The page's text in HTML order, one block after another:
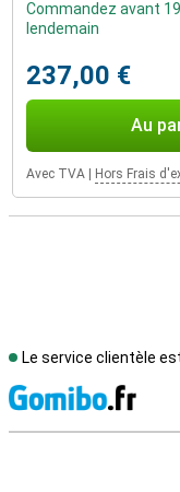
Commandez avant
lendemain
237,00 €
Au
Avec TVA Hors Frais
Le service clientèle